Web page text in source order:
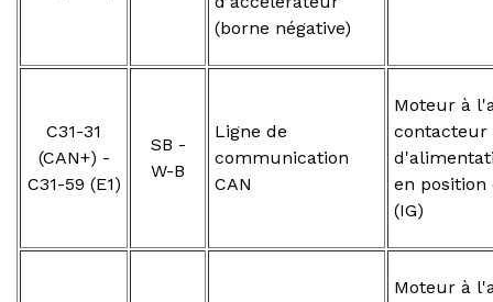
(borne négative)
C31-31
(CAN+) -
C31-59 (E1)
SB -
W-B
Ligne de
communication
CAN
Moteur à
contacteur
en position
(IG)
Moteur à